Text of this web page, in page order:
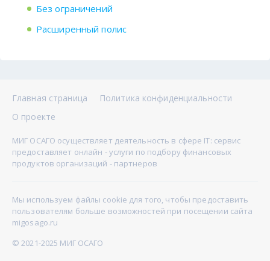
Без ограничений
Расширенный полис
Главная страница
Политика конфиденциальности
О проекте
МИГ ОСАГО осуществляет деятельность в сфере IT: сервис
предоставляет онлайн - услуги по подбору финансовых
продуктов организаций - партнеров
Мы используем файлы cookie для того, чтобы предоставить
пользователям больше возможностей при посещении сайта
migosago.ru
© 2021-2025 МИГ ОСАГО